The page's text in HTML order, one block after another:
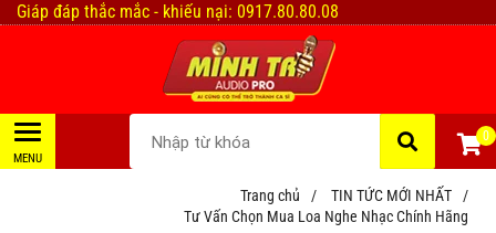
Giáp đáp thắc mắc - khiếu nại: 0917.80.80.08
0
Trang chủ / TIN TỨC MỚI NHẤT
/
Tư Vấn Chọn Mua Loa Nghe Nhạc Chính Hãng